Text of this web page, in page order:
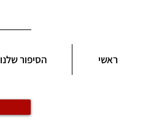
ראשי הסיפור שלנו